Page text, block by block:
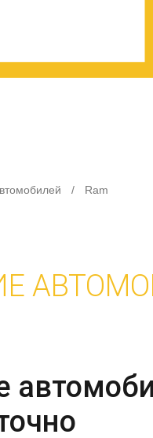
/ Ram